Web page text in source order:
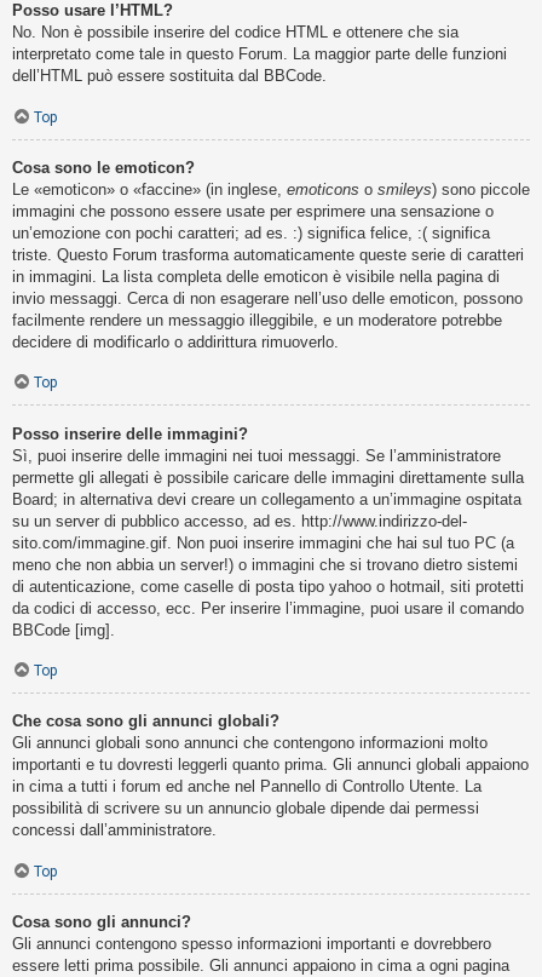
Posso usare l’HTML?
No. Non è possibile inserire del codice HTML e ottenere che sia
interpretato come tale in questo Forum. La maggior parte delle funzioni
dell’HTML può essere sostituita dal BBCode.
Top
Cosa sono le emoticon?
Le «emoticon» o «faccine» (in inglese, emoticons o smileys) sono piccole
immagini che possono essere usate per esprimere una sensazione o
un’emozione con pochi caratteri; ad es. :) significa felice, :( significa
triste. Questo Forum trasforma automaticamente queste serie di caratteri
in immagini. La lista completa delle emoticon è visibile nella pagina di
invio messaggi. Cerca di non esagerare nell’uso delle emoticon, possono
facilmente rendere un messaggio illeggibile, e un moderatore potrebbe
decidere di modificarlo o addirittura rimuoverlo.
Top
Posso inserire delle immagini?
Sì, puoi inserire delle immagini nei tuoi messaggi. Se l’amministratore
permette gli allegati è possibile caricare delle immagini direttamente sulla
Board; in alternativa devi creare un collegamento a un’immagine ospitata
su un server di pubblico accesso, ad es. http://www.indirizzo-del-
sito.com/immagine.gif. Non puoi inserire immagini che hai sul tuo PC (a
meno che non abbia un server!) o immagini che si trovano dietro sistemi
di autenticazione, come caselle di posta tipo yahoo o hotmail, siti protetti
da codici di accesso, ecc. Per inserire l’immagine, puoi usare il comando
BBCode [img].
Top
Che cosa sono gli annunci globali?
Gli annunci globali sono annunci che contengono informazioni molto
importanti e tu dovresti leggerli quanto prima. Gli annunci globali appaiono
in cima a tutti i forum ed anche nel Pannello di Controllo Utente. La
possibilità di scrivere su un annuncio globale dipende dai permessi
concessi dall’amministratore.
Top
Cosa sono gli annunci?
Gli annunci contengono spesso informazioni importanti e dovrebbero
essere letti prima possibile. Gli annunci appaiono in cima a ogni pagina